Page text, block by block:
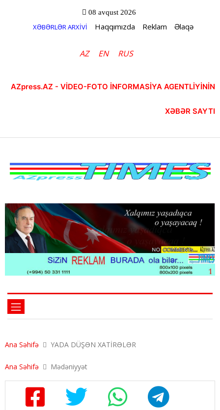
08 avqust 2026
XƏBƏRLƏR ARXİVİ Haqqımızda Reklam Əlaqə
AZ EN RUS
AZpress.AZ - VİDEO-FOTO İNFORMASİYA AGENTLİYİNİN
XƏBƏR SAYTI
Ana Səhifə YADA DÜŞƏN XATİRƏLƏR
Ana Səhifə Mədəniyyət